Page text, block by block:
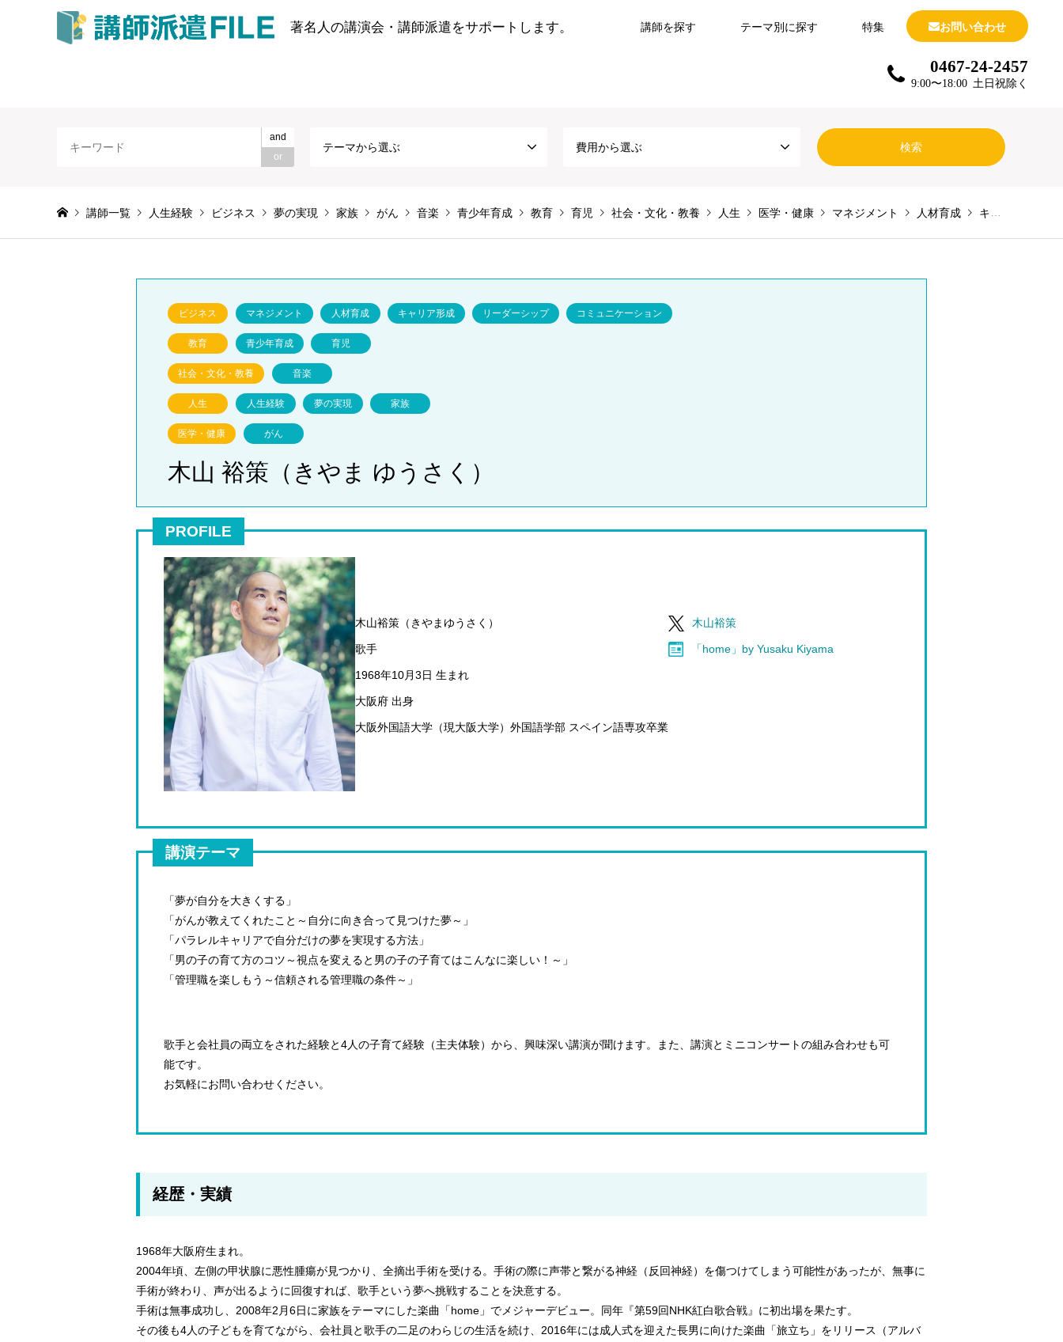
著名人の講演会・講師派遣をサポートします。 講師を探す テーマ別に探す 特集 お問い合わせ
0467-24-2457
9:00〜18:00 土日祝除く
and
or
テーマから選ぶ 費用から選ぶ
講師一覧 人生経験 ビジネス 夢の実現 家族 がん 音楽 青少年育成 教育 育児 社会・文化・教養 人生 医学・健康 マネジメント 人材育成 キャリア形成
ビジネス マネジメント 人材育成 キャリア形成 リーダーシップ コミュニケーション
教育 青少年育成 育児
社会・文化・教養 音楽
人生 人生経験 夢の実現 家族
医学・健康 がん
木山 裕策（きやま ゆうさく）
PROFILE
木山裕策（きやまゆうさく）
歌手
1968年10月3日 生まれ
大阪府 出身
大阪外国語大学（現大阪大学）外国語学部 スペイン語専攻卒業
木山裕策
「home」by Yusaku Kiyama
講演テーマ
「夢が自分を大きくする」
「がんが教えてくれたこと～自分に向き合って見つけた夢～」
「パラレルキャリアで自分だけの夢を実現する方法」
「男の子の育て方のコツ～視点を変えると男の子の子育てはこんなに楽しい！～」
「管理職を楽しもう～信頼される管理職の条件～」
歌手と会社員の両立をされた経験と4人の子育て経験（主夫体験）から、興味深い講演が聞けます。また、講演とミニコンサートの組み合わせも可
能です。
お気軽にお問い合わせください。
経歴・実績
1968年大阪府生まれ。
2004年頃、左側の甲状腺に悪性腫瘍が見つかり、全摘出手術を受ける。手術の際に声帯と繋がる神経（反回神経）を傷つけてしまう可能性があったが、無事に
手術が終わり、声が出るように回復すれば、歌手という夢へ挑戦することを決意する。
手術は無事成功し、2008年2月6日に家族をテーマにした楽曲「home」でメジャーデビュー。同年『第59回NHK紅白歌合戦』に初出場を果たす。
その後も4人の子どもを育てながら、会社員と歌手の二足のわらじの生活を続け、2016年には成人式を迎えた長男に向けた楽曲「旅立ち」をリリース（アルバ